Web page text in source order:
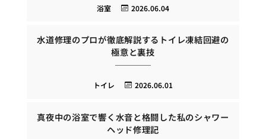
2026.06.04
浴室
水道修理のプロが徹底解説するトイレ凍結回避の
極意と裏技
2026.06.01
トイレ
真夜中の浴室で響く水音と格闘した私のシャワー
ヘッド修理記